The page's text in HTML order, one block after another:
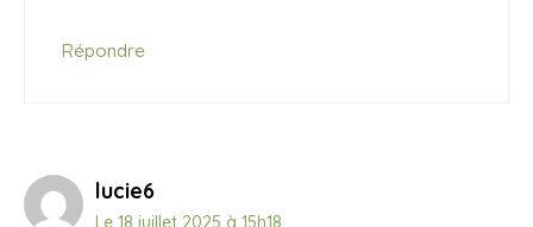
Répondre
lucie6
Le 18 juillet 2025 à 15h18